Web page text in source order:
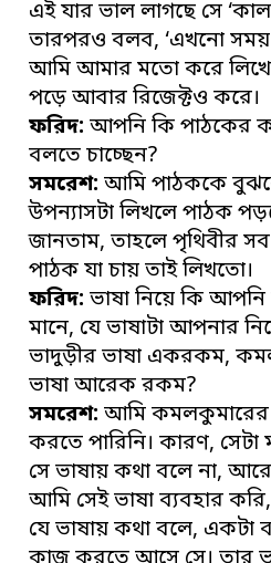
এই যার ভাল লাগছে সে
তারপরও বলব, ‘এখনো সময়
আমি আমার মতো করে লিখে
পড়ে আবার রিজেক্টও করে।
ফরিদ: আপনি কি পাঠকের
বলতে চাচ্ছেন?
সমরেশ: আমি পাঠককে
উপন্যাসটা লিখলে পাঠক
জানতাম, তাহলে পৃথিবীর
পাঠক যা চায় তাই লিখতো।
ফরিদ: ভাষা নিয়ে কি
মানে, যে ভাষাটা আপনার
ভাদুড়ীর ভাষা একরকম,
ভাষা আরেক রকম?
সমরেশ: আমি কমলকুমারের
করতে পারিনি। কারণ, সেটা
সে ভাষায় কথা বলে না,
আমি সেই ভাষা ব্যবহার
যে ভাষায় কথা বলে, একটা